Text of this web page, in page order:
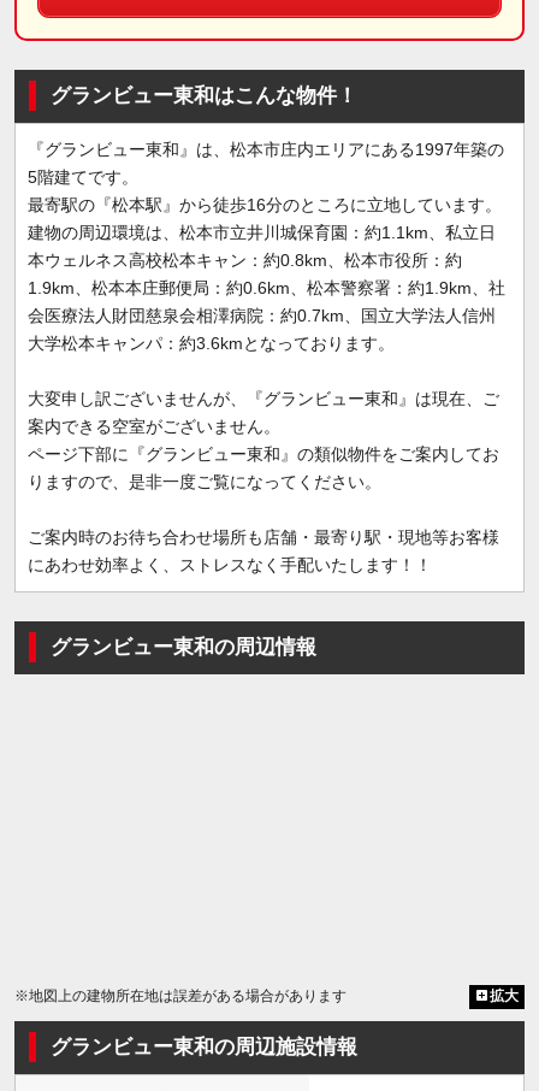
グランビュー東和はこんな物件！
『グランビュー東和』は、松本市庄内エリアにある1997年築の
5階建てです。
最寄駅の『松本駅』から徒歩16分のところに立地しています。
建物の周辺環境は、松本市立井川城保育園：約1.1km、私立日
本ウェルネス高校松本キャン：約0.8km、松本市役所：約
1.9km、松本本庄郵便局：約0.6km、松本警察署：約1.9km、社
会医療法人財団慈泉会相澤病院：約0.7km、国立大学法人信州
大学松本キャンパ：約3.6kmとなっております。
大変申し訳ございませんが、『グランビュー東和』は現在、ご
案内できる空室がございません。
ページ下部に『グランビュー東和』の類似物件をご案内してお
りますので、是非一度ご覧になってください。
ご案内時のお待ち合わせ場所も店舗・最寄り駅・現地等お客様
にあわせ効率よく、ストレスなく手配いたします！！
グランビュー東和の周辺情報
※地図上の建物所在地は誤差がある場合があります 拡大
グランビュー東和の周辺施設情報